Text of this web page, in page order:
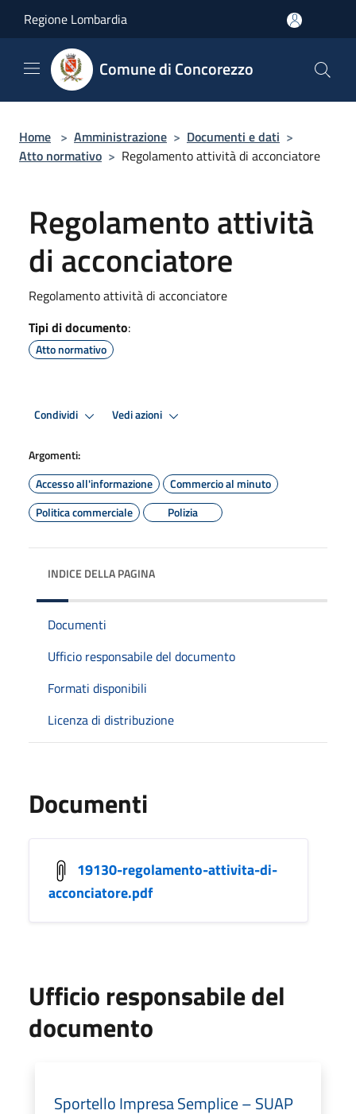
Regione Lombardia
Comune di Concorezzo
Home > Amministrazione > Documenti e dati >
Atto normativo > Regolamento attività di acconciatore
Regolamento attività
di acconciatore
Regolamento attività di acconciatore
Tipi di documento:
Atto normativo
Condividi Vedi azioni
Argomenti:
Accesso all'informazione
Commercio al minuto
Politica commerciale
Polizia
INDICE DELLA PAGINA
Documenti
Ufficio responsabile del documento
Formati disponibili
Licenza di distribuzione
Documenti
19130-regolamento-attivita-di-
acconciatore.pdf
Ufficio responsabile del
documento
Sportello Impresa Semplice – SUAP